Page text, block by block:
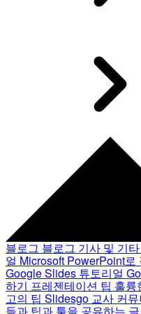
블로그 블로그 기사 및 기
얼 Microsoft PowerPoint로
Google Slides 튜토리얼
하기 프레젠테이션 팁 훌륭
고의 팁 Slidesgo 교사 커뮤